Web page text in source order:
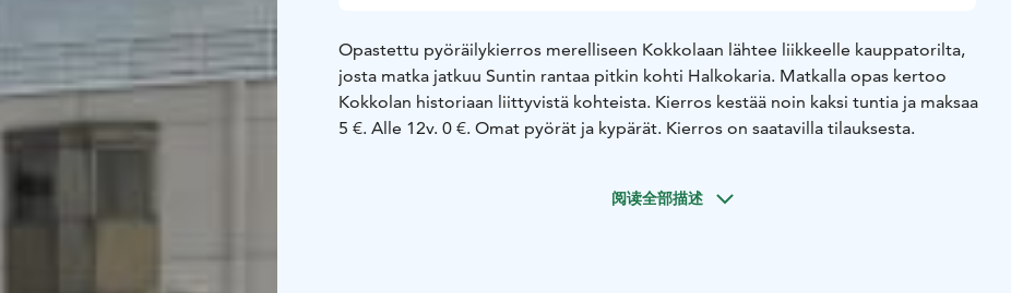
Opastettu pyöräilykierros merelliseen Kokkolaan lähtee liikkeelle kauppatorilta,
josta matka jatkuu Suntin rantaa pitkin kohti Halkokaria. Matkalla opas kertoo
Kokkolan historiaan liittyvistä kohteista. Kierros kestää noin kaksi tuntia ja maksaa
5 €. Alle 12v. 0 €. Omat pyörät ja kypärät. Kierros on saatavilla tilauksesta.
阅读全部描述